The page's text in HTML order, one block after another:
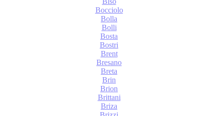
Bocciolo
Bolla
Bolli
Bosta
Bostri
Brent
Bresano
Breta
Brin
Brion
Brittani
Briza